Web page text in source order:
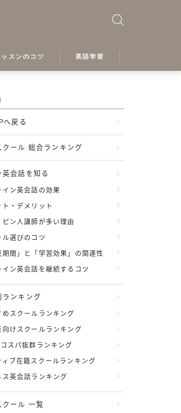
ッスンのコツ 英語学習
へ戻る
クール 総合ランキング
英会話を知る
イン英会話の効果
ト・デメリット
ピン人講師が多い理由
ル選びのコツ
期間」と「学習効果」の関連性
イン英会話を継続するコツ
ランキング
めスクールランキング
向けスクールランキング
スパ抜群ランキング
ィブ在籍スクールランキング
ス英会話ランキング
クール 一覧